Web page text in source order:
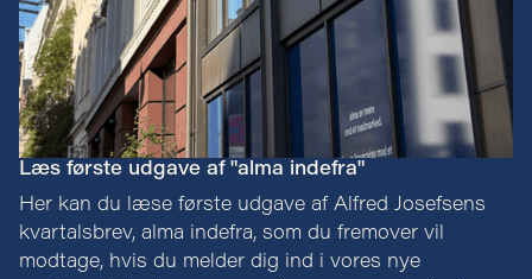
Læs første udgave af "alma indefra"
Her kan du læse første udgave af Alfred Josefsens
kvartalsbrev, alma indefra, som du fremover vil
modtage, hvis du melder dig ind i vores nye